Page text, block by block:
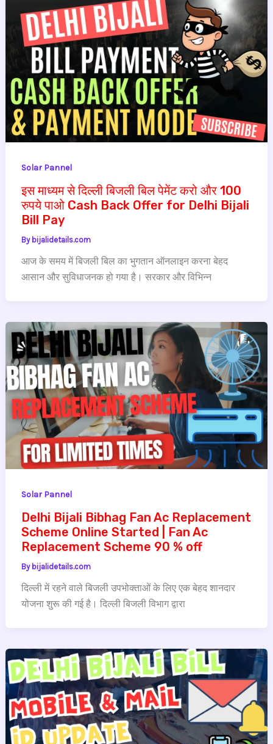
Solar Pannel
इस माध्यम से दिल्ली बिजली बिल पेमेंट करो और 100
रुपये पाओ Cash Back Offer for Delhi Bijali
Bill Pay
By bijalidetails.com
आज के समय में बिजली बिल का भुगतान ऑनलाइन करना बेहद
आसान और सुविधाजनक हो गया है। सरकार और विभिन्न
Solar Pannel
Delhi Bijali Bibhag Fan Ac Replacement
Scheme Online Started | Fan Ac
Replacement Scheme 90 % off
By bijalidetails.com
दिल्ली में रहने वाले बिजली उपभोक्ताओं के लिए एक बेहद शानदार
योजना शुरू की गई है। दिल्ली बिजली विभाग द्वारा